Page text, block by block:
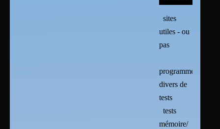
sites
utiles - ou
pas
programmes
divers de
tests
tests
mémoire/